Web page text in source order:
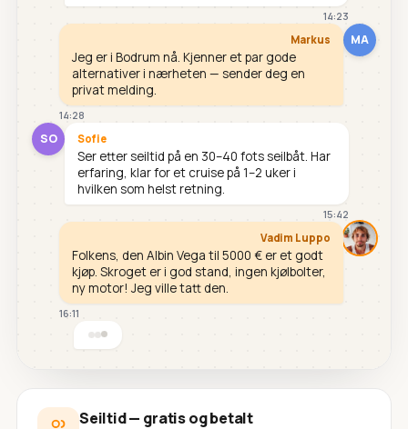
14:23
MA
Markus
Jeg er i Bodrum nå. Kjenner et par gode
alternativer i nærheten — sender deg en
privat melding.
14:28
SO Sofie
Ser etter seiltid på en 30–40 fots seilbåt. Har
erfaring, klar for et cruise på 1–2 uker i
hvilken som helst retning.
15:42
Vadim Luppo
Folkens, den Albin Vega til 5000 € er et godt
kjøp. Skroget er i god stand, ingen kjølbolter,
ny motor! Jeg ville tatt den.
16:11
Seiltid — gratis og betalt